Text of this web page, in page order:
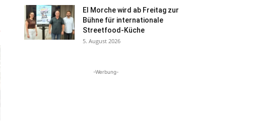
El Morche wird ab Freitag zur
Bühne für internationale
Streetfood-Küche
5. August 2026
-Werbung-